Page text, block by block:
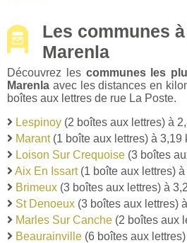
Les communes
Marenla
Découvrez les communes les
Marenla avec les distances en
boîtes aux lettres de rue La Poste.
Lespinoy (2 boîtes aux lettres) à
Marant(1 boîte aux lettres) à 3,19
Loison Sur Crequoise (3 boîtes
Aix En Issart(1 boîte aux lettres) à
Brimeux (3 boîtes aux lettres) à
St Denoeux (3 boîtes aux lettres)
Marles Sur Canche (2 boîtes aux
Beaurainville (6 boîtes aux